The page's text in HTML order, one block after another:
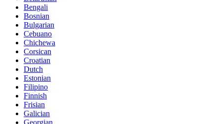
Bengali
Bosnian
Bulgarian
Cebuano
Chichewa
Corsican
Croatian
Dutch
Estonian
Filipino
Finnish
Frisian
Galician